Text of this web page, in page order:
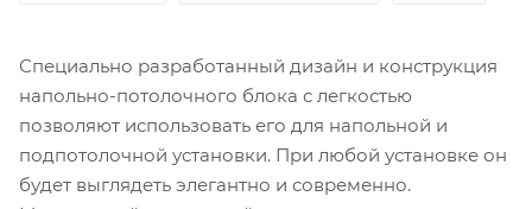
Специально разработанный дизайн и конструкция
напольно-потолочного блока с легкостью
позволяют использовать его для напольной и
подпотолочной установки. При любой установке он
будет выглядеть элегантно и современно.